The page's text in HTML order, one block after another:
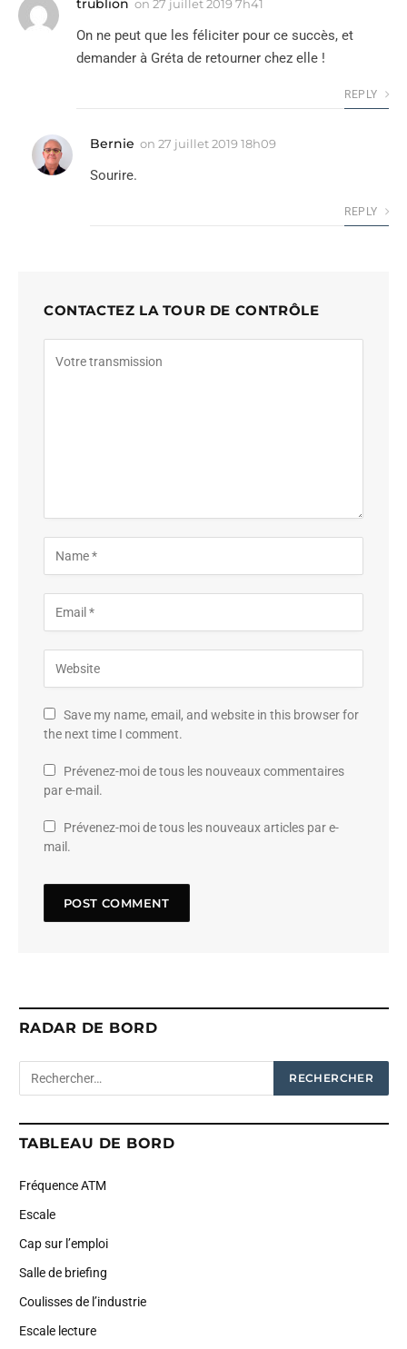
trublion on 27 juillet 2019 7h41
On ne peut que les féliciter pour ce succès, et
demander à Gréta de retourner chez elle !
REPLY
Bernie on 27 juillet 2019 18h09
Sourire.
REPLY
CONTACTEZ LA TOUR DE CONTRÔLE
Save my name, email, and website in this browser for
the next time I comment.
Prévenez-moi de tous les nouveaux commentaires
par e-mail.
Prévenez-moi de tous les nouveaux articles par e-
mail.
RADAR DE BORD
TABLEAU DE BORD
Fréquence ATM
Escale
Cap sur l’emploi
Salle de briefing
Coulisses de l’industrie
Escale lecture